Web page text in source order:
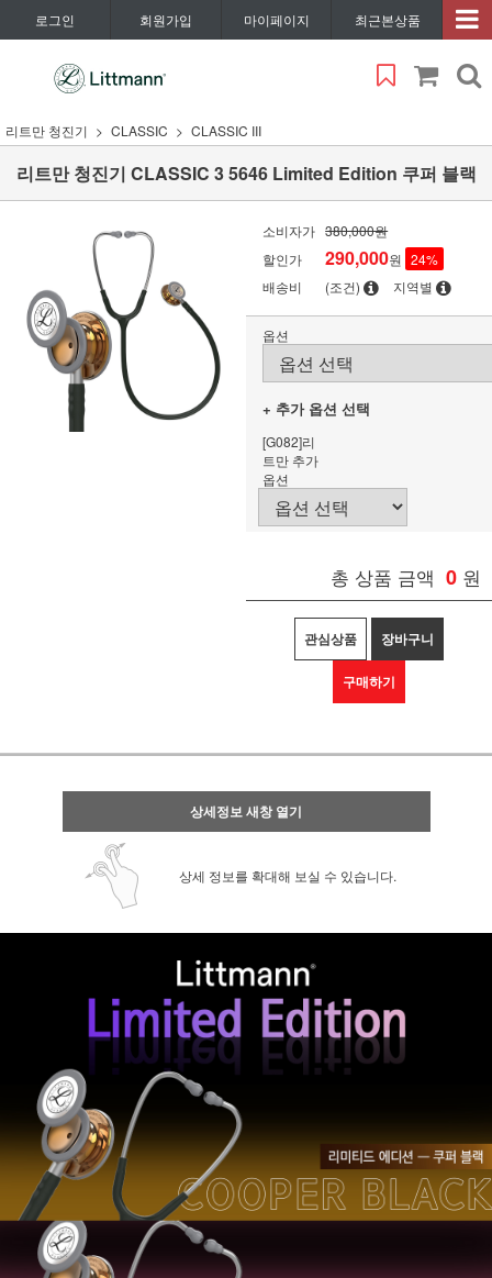
로그인 회원가입 마이페이지 최근본상품
리트만 청진기 CLASSIC CLASSIC III
리트만 청진기 CLASSIC 3 5646 Limited Edition 쿠퍼 블랙
소비자가 380,000원
할인가
290,000원 24%
배송비
(조건) 지역별
옵션
+ 추가 옵션 선택
[G082]리
트만 추가
옵션
총 상품 금액 0 원
관심상품 장바구니
구매하기
상세정보 새창 열기
상세 정보를 확대해 보실 수 있습니다.